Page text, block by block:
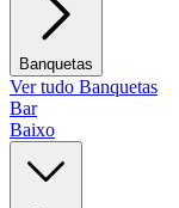
Banquetas
Ver tudo Banquetas
Bar
Baixo